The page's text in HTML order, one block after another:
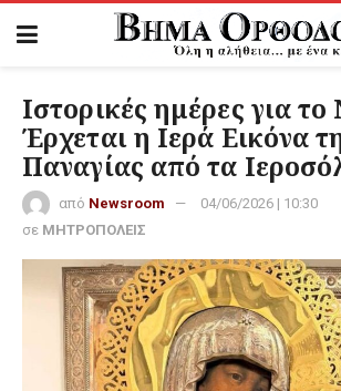
Ιστορικές ημέρες για
Έρχεται η Ιερά Εικόνα
Παναγίας από τα
από Newsroom
04/06/2026 | 10:30
σε ΜΗΤΡΟΠΟΛΕΙΣ